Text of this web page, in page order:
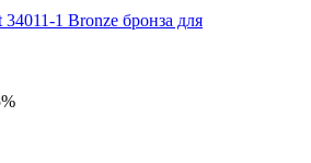
1 Bronze бронза для